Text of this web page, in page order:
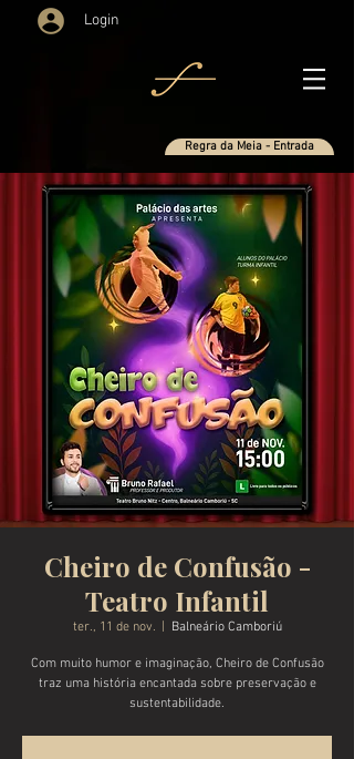
Login
Regra da Meia - Entrada
Cheiro de Confusão -
Teatro Infantil
ter., 11 de nov.
  |
Balneário Camboriú
Com muito humor e imaginação, Cheiro de Confusão
traz uma história encantada sobre preservação e
sustentabilidade.